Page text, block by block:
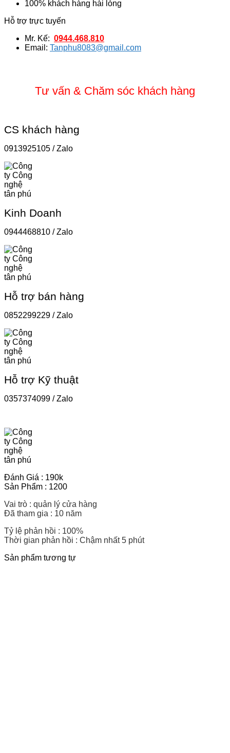
100% khách hàng hài lòng
Hỗ trợ trực tuyến
Mr. Kế: 0944.468.810
Email: Tanphu8083@gmail.com
Tư vấn & Chăm sóc khách hàng
CS khách hàng
0913925105 / Zalo
Kinh Doanh
0944468810 / Zalo
Hỗ trợ bán hàng
0852299229 / Zalo
Hỗ trợ Kỹ thuật
0357374099 / Zalo
Đánh Giá : 190k
Sản Phẩm : 1200
Vai trò : quản lý cửa hàng
Đã tham gia : 10 năm
Tỷ lệ phản hồi : 100%
Thời gian phản hồi : Chậm nhất 5 phút
Sản phẩm tương tự